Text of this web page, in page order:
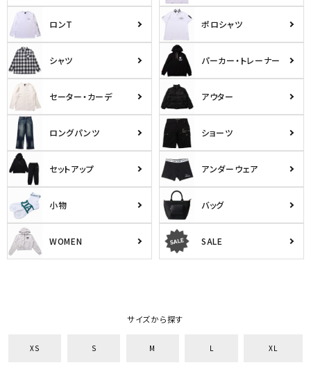
ロンT ポロシャツ
シャツ パーカー・トレーナー
セーター・カーデ アウター
ロングパンツ ショーツ
セットアップ アンダーウェア
小物 バッグ
WOMEN SALE
サイズから探す
XS S M L XL